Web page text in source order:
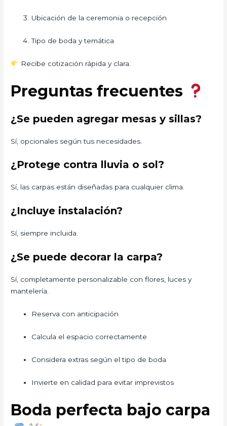
Ubicación de la ceremonia o recepción
Tipo de boda y temática
Recibe cotización rápida y clara.
Preguntas frecuentes
¿Se pueden agregar mesas y sillas?
Sí, opcionales según tus necesidades.
¿Protege contra lluvia o sol?
Sí, las carpas están diseñadas para cualquier clima.
¿Incluye instalación?
Sí, siempre incluida.
¿Se puede decorar la carpa?
Sí, completamente personalizable con flores, luces y
mantelería.
Reserva con anticipación
Calcula el espacio correctamente
Considera extras según el tipo de boda
Invierte en calidad para evitar imprevistos
Boda perfecta bajo carpa